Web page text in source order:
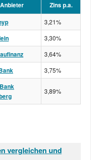
Anbieter
Zins p.a.
3,21%
3,30%
3,64%
3,75%
3,89%
vergleichen und